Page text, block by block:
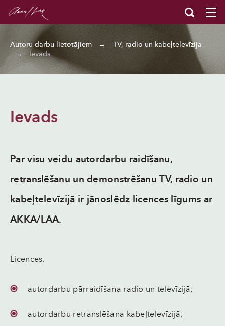
Autoru darbu lietotājiem →
TV, radio un kabeļtelevīzija
→
Ievads
Ievads
Par visu veidu autordarbu raidīšanu,
retranslēšanu un demonstrēšanu TV, radio un
kabeļtelevīzijā ir jānoslēdz licences līgums ar
AKKA/LAA.
Licences:
autordarbu pārraidīšana radio un televīzijā;
autordarbu retranslēšana kabeļtelevīzijā;